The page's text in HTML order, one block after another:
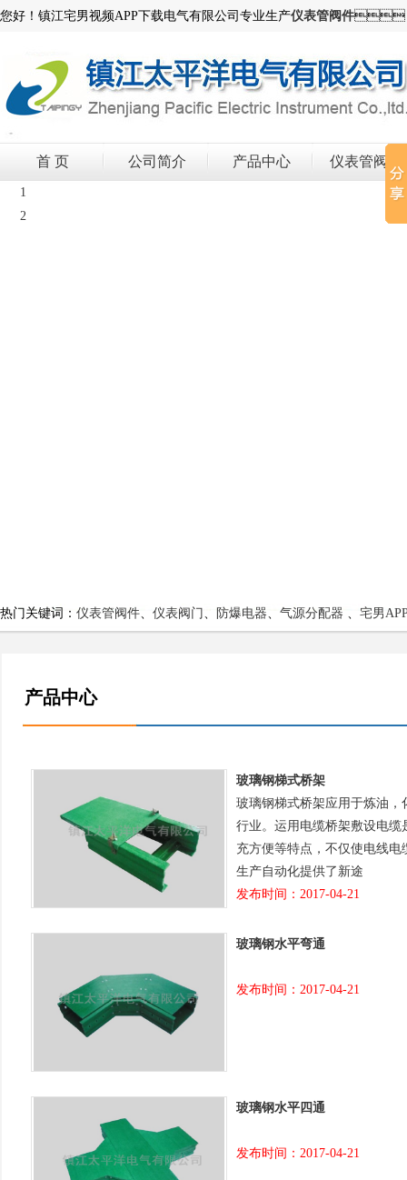
您好！镇江宅男视频APP下载电气有限公司专业生产仪表管阀件
首 页 公司简介 产品中心 仪表管阀件
1
2
热门关键词： 仪表管阀件、 仪表阀门 、 防爆电器、 气源分配器 、 宅男
产品中心
玻璃钢梯式桥架
玻璃钢梯式桥架应用于炼油，化工
行业。运用电缆桥架敷设电缆
充方便等特点，不仅使电线电缆
生产自动化提供了新途
发布时间：2017-04-21
玻璃钢水平弯通
发布时间：2017-04-21
玻璃钢水平四通
发布时间：2017-04-21